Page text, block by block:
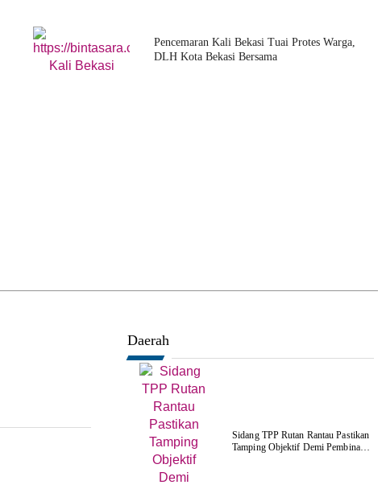
Pencemaran Kali Bekasi Tuai Protes Warga,
DLH Kota Bekasi Bersama
Daerah
Sidang TPP Rutan Rantau Pastikan
Tamping Objektif Demi Pembinaan